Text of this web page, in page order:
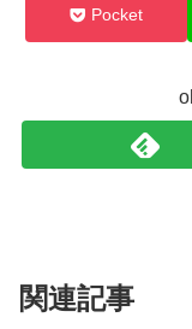
Pocket
関連記事